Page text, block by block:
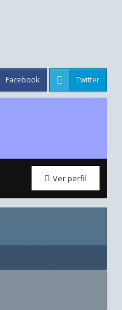
Facebook Twitter
Ver perfil